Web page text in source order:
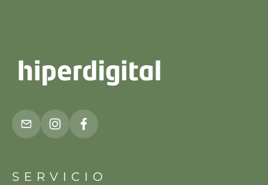
SERVICIO